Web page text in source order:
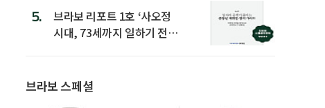
5.
브라보 리포트 1호 ‘사오정
시대, 73세까지 일하기 전략’
브라보 스페셜